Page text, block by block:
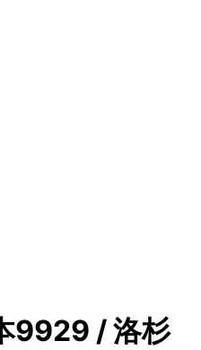
9929 / 洛杉